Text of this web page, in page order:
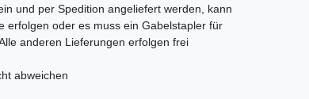
und per Spedition angeliefert werden, kann
erfolgen oder es muss ein Gabelstapler für
anderen Lieferungen erfolgen frei
abweichen